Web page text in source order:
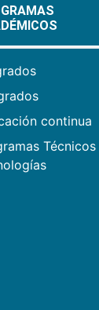
continua
Técnicos